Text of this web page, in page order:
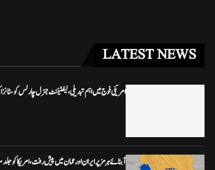
LATEST NEWS
امریکی فوج میں اہم تبدیلی، لیفٹیننٹ جنرل چارلس
آبنائے ہرمز پر ایران اور عمان میں پیش رفت، امریکا کو